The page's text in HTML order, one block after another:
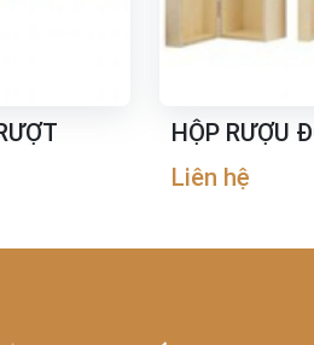
HỘP RƯỢU
Liên hệ